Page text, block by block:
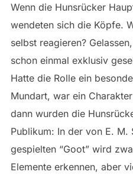
Wenn die Hunsrücker
wendeten sich die Köpfe.
selbst reagieren?
schon einmal exklusiv
Hatte die Rolle ein
Mundart, war ein
dann wurden die
Publikum: In der von E. M.
gespielten “Goot” wird
Elemente erkennen, aber